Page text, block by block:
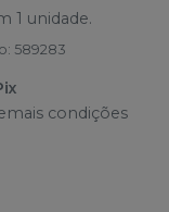
1 unidade.
: 589283
condições